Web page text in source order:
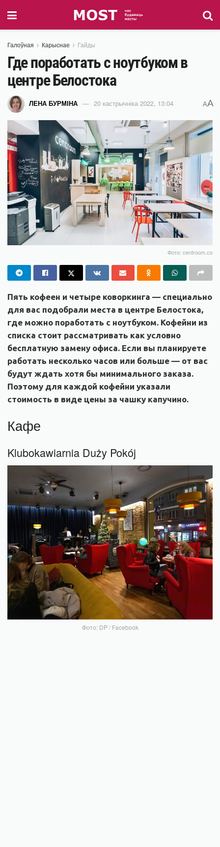
Галоўная Карыснае Гайды
Где поработать с ноутбуком в
центре Белостока
ЛЕНА БУРМІНА 20 кастрычніка 2022, 13:04 AA
Фото: centroom.co
Пять кофеен и четыре коворкинга — специально
для вас подобрали места в центре Белостока,
где можно поработать с ноутбуком. Кофейни из
списка стоит рассматривать как условно
бесплатную замену офиса. Если вы планируете
работать несколько часов или больше — от вас
будут ждать хотя бы минимального заказа.
Поэтому для каждой кофейни указали
стоимость в виде цены за чашку капучино.
Кафе
Klubokawiarnia Duży Pokój
Фото: DP / Facebook